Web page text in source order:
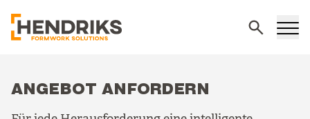
ANGEBOT ANFORDERN